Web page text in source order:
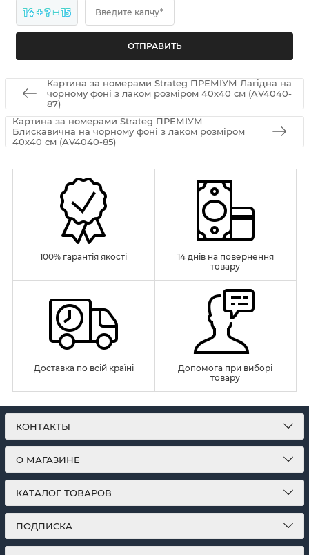
14 + ? = 15 Введите капчу*
Картина за номерами Strateg ПРЕМІУМ Лагідна на
чорному фоні з лаком розміром 40х40 см (AV4040-
87)
Картина за номерами Strateg ПРЕМІУМ
Блискавична на чорному фоні з лаком розміром
40х40 см (AV4040-85)
100% гарантія якості
14 днів на повернення
товару
Доставка по всій країні
Допомога при виборі
товару
КОНТАКТЫ
О МАГАЗИНЕ
КАТАЛОГ ТОВАРОВ
ПОДПИСКА